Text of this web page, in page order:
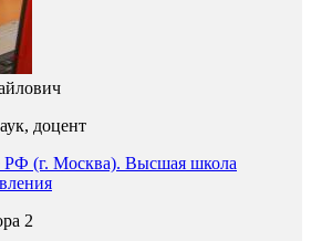
доцент
РФ (г. Москва). Высшая школа
2